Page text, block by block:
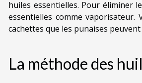
huiles essentielles. Pour éliminer
essentielles comme
cachettes que les punaises
La méthode des